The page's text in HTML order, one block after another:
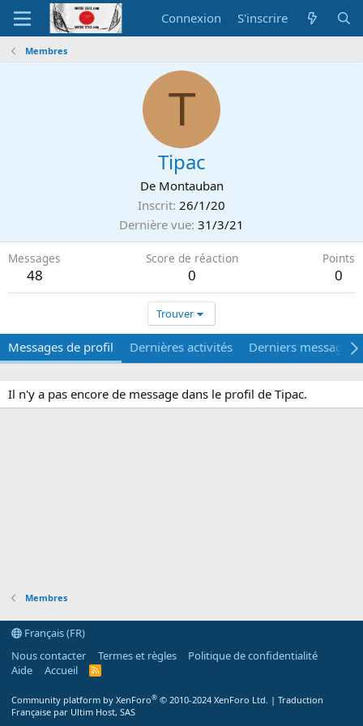
Connexion S'inscrire
Membres
T
Tipac
De Montauban
Inscrit 26/1/20
Dernière vue 31/3/21
Messages
48
Score de réaction
0
Points
0
Trouver
Messages de profil Dernières activités Derniers messages
Il n'y a pas encore de message dans le profil de Tipac.
Membres
Français (FR)
Nous contacter
Termes et règles
Politique de confidentialité
Aide
Accueil
R
Community platform by XenForo® © 2010-2024 XenForo Ltd. | Traduction
Française par Ultim Host, SAS